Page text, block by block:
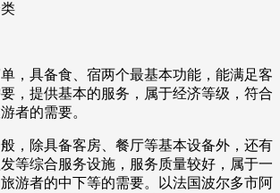
，具备食、宿两个最基本功能，能满足客
，提供基本的服务，属于经济等级，符合
者的需要。
，除具备客房、餐厅等基本设备外，还有
等综合服务设施，服务质量较好，属于一
游者的中下等的需要。以法国波尔多市阿